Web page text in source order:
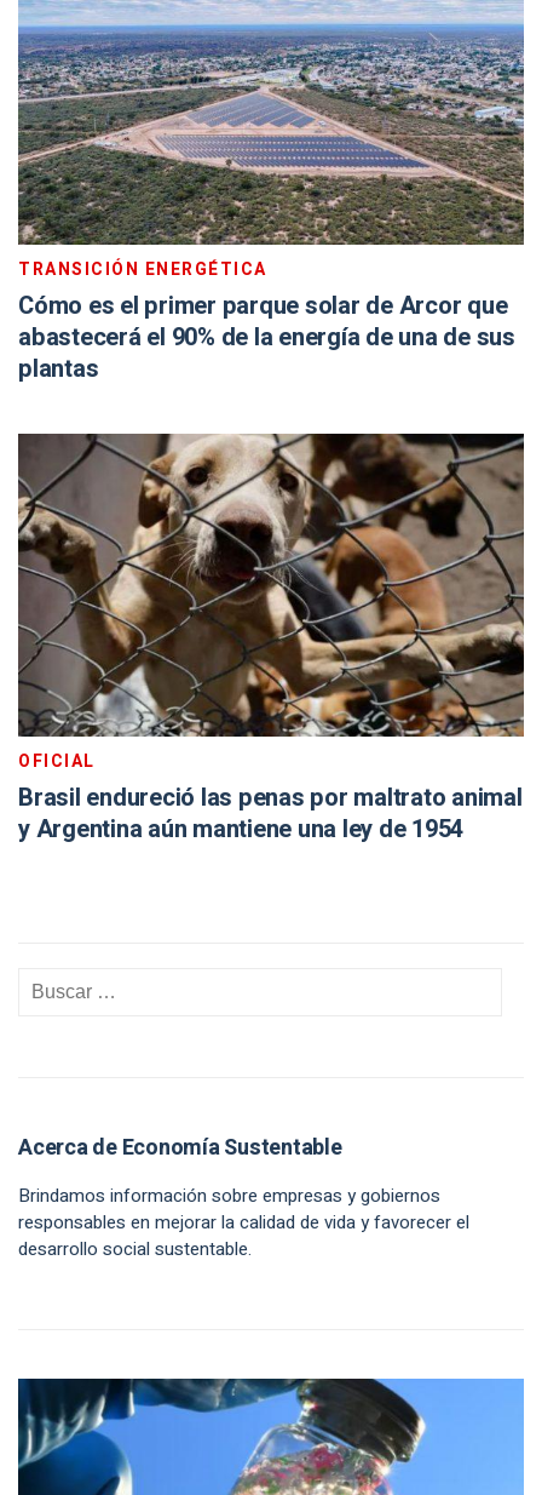
TRANSICIÓN ENERGÉTICA
Cómo es el primer parque solar de Arcor que
abastecerá el 90% de la energía de una de sus
plantas
OFICIAL
Brasil endureció las penas por maltrato animal
y Argentina aún mantiene una ley de 1954
Acerca de Economía Sustentable
Brindamos información sobre empresas y gobiernos
responsables en mejorar la calidad de vida y favorecer el
desarrollo social sustentable.